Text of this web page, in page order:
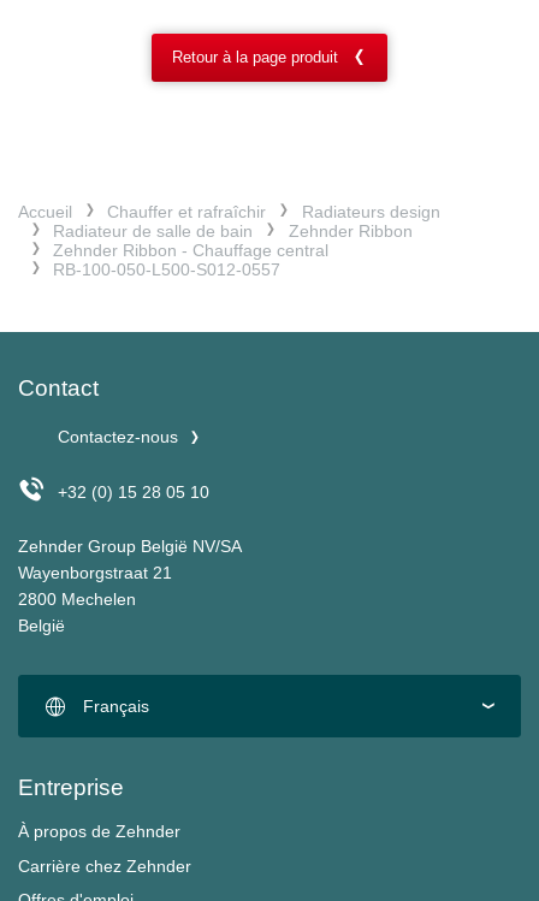
Retour à la page produit
Accueil Chauffer et rafraîchir
Radiateurs design
Radiateur de salle de bain
Zehnder Ribbon
Zehnder Ribbon - Chauffage central
RB-100-050-L500-S012-0557
Contact
Contactez-nous
+32 (0) 15 28 05 10
Zehnder Group België NV/SA
Wayenborgstraat 21
2800 Mechelen
België
Français
Entreprise
À propos de Zehnder
Carrière chez Zehnder